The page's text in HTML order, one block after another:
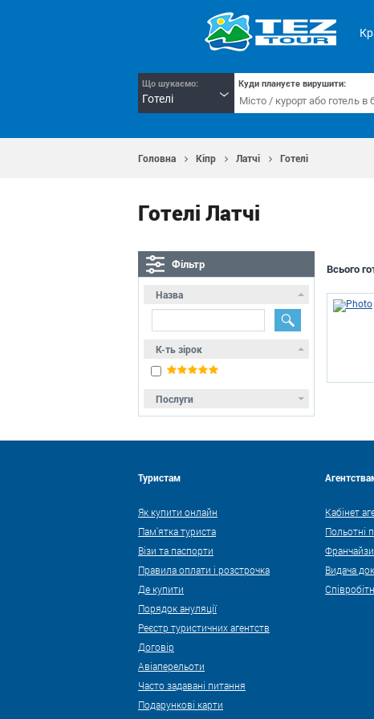
Що шукаємо:
Готелі
Куди плануєте вирушити:
Головна Кіпр Латчі Готелі
Готелі Латчі
Фільтр
Назва
К-ть зірок
Послуги
Всього
Туристам
Як купити онлайн
Пам'ятка туриста
Візи та паспорти
Правила оплати і розстрочка
Де купити
Порядок ануляції
Реєстр туристичних агентств
Договір
Авіаперельоти
Часто задавані питання
Подарункові карти
Кабінет
Польотні
Видача